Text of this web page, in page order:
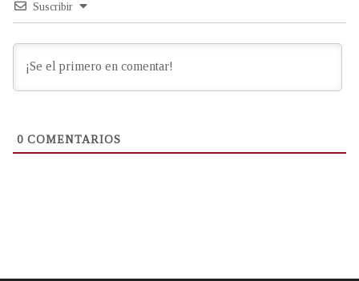
Suscribir
0 COMENTARIOS